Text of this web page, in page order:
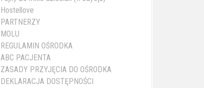
Hostellove
PARTNERZY
MOLU
REGULAMIN OŚRODKA
ABC PACJENTA
ZASADY PRZYJĘCIA DO OŚRODKA
DEKLARACJA DOSTĘPNOŚCI